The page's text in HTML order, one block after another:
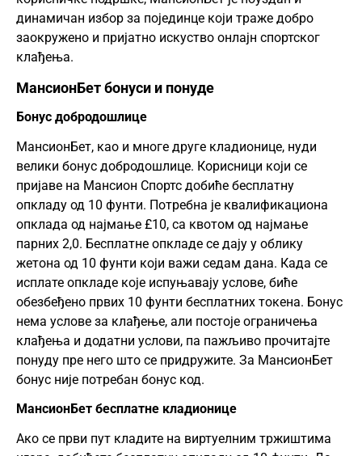
динамичан избор за појединце који траже добро
заокружено и пријатно искуство онлајн спортског
клађења.
МансионБет бонуси и понуде
Бонус добродошлице
МансионБет, као и многе друге кладионице, нуди
велики бонус добродошлице. Корисници који се
пријаве на Мансион Спортс добиће бесплатну
опкладу од 10 фунти. Потребна је квалификациона
опклада од најмање £10, са квотом од најмање
парних 2,0. Бесплатне опкладе се дају у облику
жетона од 10 фунти који важи седам дана. Када се
исплате опкладе које испуњавају услове, биће
обезбеђено првих 10 фунти бесплатних токена. Бонус
нема услове за клађење, али постоје ограничења
клађења и додатни услови, па пажљиво прочитајте
понуду пре него што се придружите. За МансионБет
бонус није потребан бонус код.
МансионБет бесплатне кладионице
Ако се први пут кладите на виртуелним тржиштима